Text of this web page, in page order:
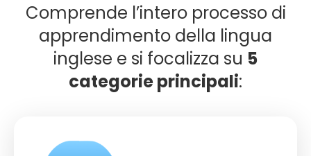
Comprende l’intero processo di
apprendimento della lingua
inglese e si focalizza su 5
categorie principali: